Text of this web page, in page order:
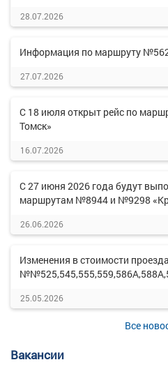
28.07.2026
Информация по маршруту
27.07.2026
С 18 июля открыт рейс по
Томск»
16.07.2026
С 27 июня 2026 года будут
маршрутам №8944 и №9298
26.06.2026
Изменения в стоимости
25.05.2026
Все
Вакансии